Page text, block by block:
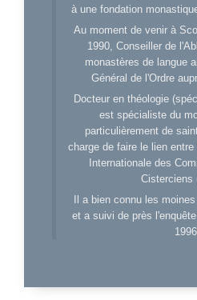
à une fondation
Au moment de venir à
1990, Conseiller de
monastères de langue
Général de l'Ordre
Docteur en théologie
est spécialiste du
particulièrement de
charge de faire le lien
Internationale des
Cisterciens
Il a bien connu les
et a suivi de près
1996.